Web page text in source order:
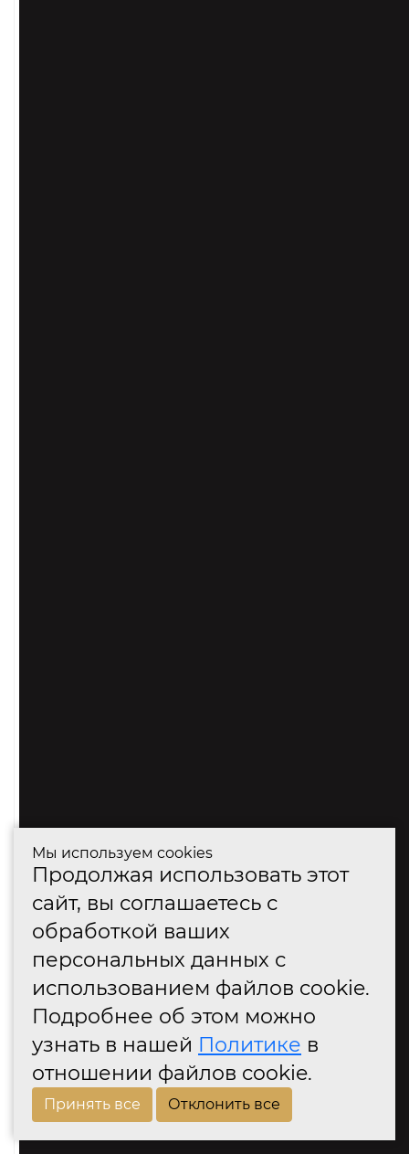
Мы используем cookies
Продолжая использовать этот
сайт, вы соглашаетесь с
обработкой ваших
персональных данных с
использованием файлов cookie.
Подробнее об этом можно
узнать в нашей Политике в
отношении файлов cookie.
Принять все Отклонить все